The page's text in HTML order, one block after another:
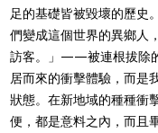
足的基礎皆被毀壞的歷史
們變成這個世界的異鄉人
訪客。」——被連根拔除
居而來的衝擊體驗，而是
狀態。在新地域的種種衝
便，都是意料之內，而且